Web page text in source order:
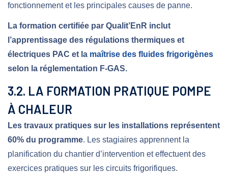
fonctionnement et les principales causes de panne.
La formation certifiée par Qualit’EnR inclut
l’apprentissage des régulations thermiques et
électriques PAC et la maîtrise des fluides frigorigènes
selon la réglementation F-GAS.
3.2. LA FORMATION PRATIQUE POMPE
À CHALEUR
Les travaux pratiques sur les installations représentent
60% du programme. Les stagiaires apprennent la
planification du chantier d’intervention et effectuent des
exercices pratiques sur les circuits frigorifiques.